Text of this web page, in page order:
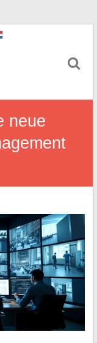
neue